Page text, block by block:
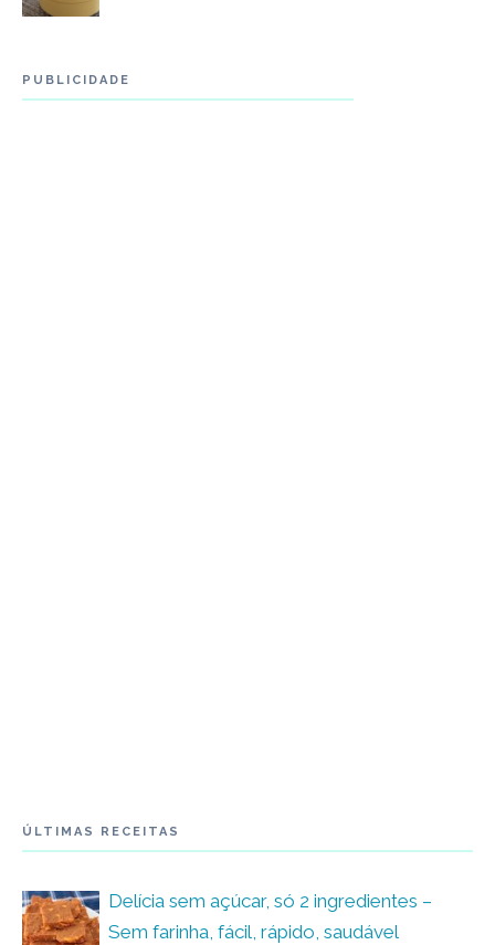
PUBLICIDADE
ÚLTIMAS RECEITAS
Delícia sem açúcar, só 2 ingredientes –
Sem farinha, fácil, rápido, saudável